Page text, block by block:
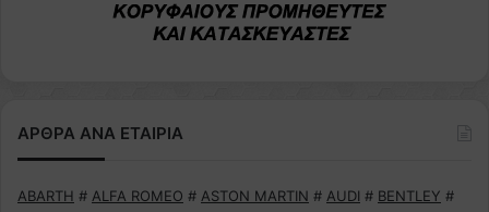
ΑΡΘΡΑ ΑΝΑ ΕΤΑΙΡΙΑ
ABARTH # ALFA ROMEO # ASTON MARTIN # AUDI # BENTLEY #